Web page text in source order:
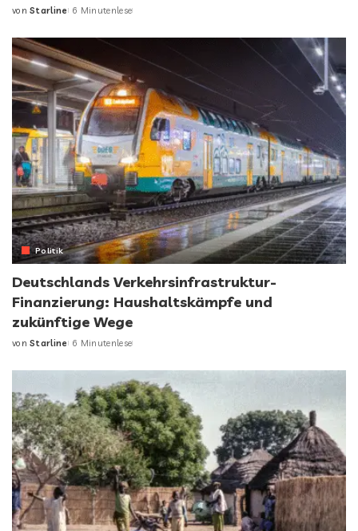
von Starline 6 Minutenlese
Politik
Deutschlands Verkehrsinfrastruktur-
Finanzierung: Haushaltskämpfe und
zukünftige Wege
von Starline 6 Minutenlese